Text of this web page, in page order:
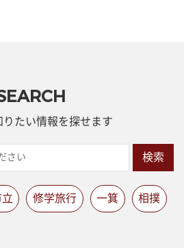
りたい情報を探せます
検索
修学旅行 一箕 相撲